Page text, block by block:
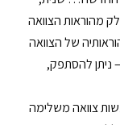
מהוראות הצוואה
של הצוואה
– ניתן להסתפק,
צוואה משלימה